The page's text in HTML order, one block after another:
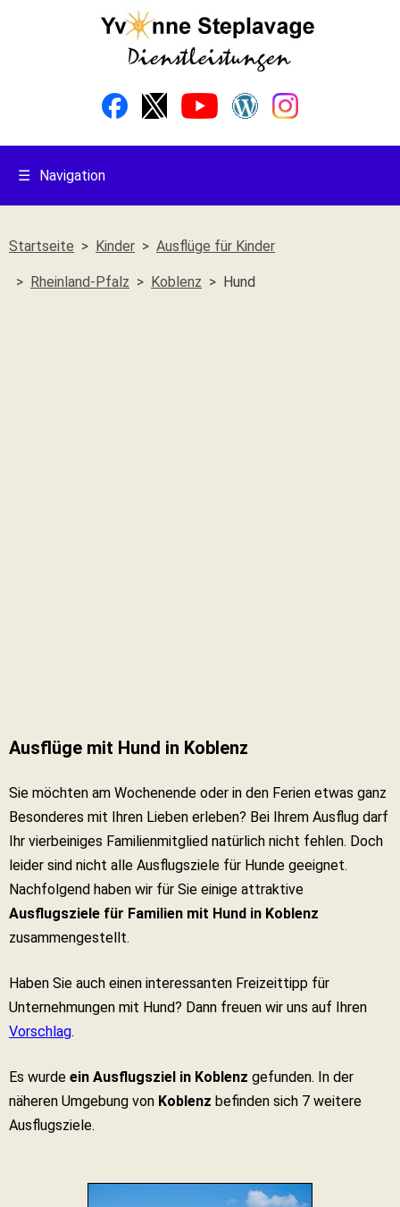
☰ Navigation
Startseite Kinder Ausflüge für Kinder
Rheinland-Pfalz Koblenz Hund
Ausflüge mit Hund in Koblenz
Sie möchten am Wochenende oder in den Ferien etwas ganz
Besonderes mit Ihren Lieben erleben? Bei Ihrem Ausflug darf
Ihr vierbeiniges Familienmitglied natürlich nicht fehlen. Doch
leider sind nicht alle Ausflugsziele für Hunde geeignet.
Nachfolgend haben wir für Sie einige attraktive
Ausflugsziele für Familien mit Hund in Koblenz
zusammengestellt.
Haben Sie auch einen interessanten Freizeittipp für
Unternehmungen mit Hund? Dann freuen wir uns auf Ihren
Vorschlag.
Es wurde ein Ausflugsziel in Koblenz gefunden. In der
näheren Umgebung von Koblenz befinden sich 7 weitere
Ausflugsziele.